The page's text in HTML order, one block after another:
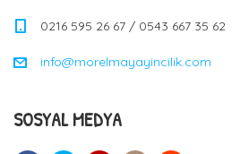
0216 595 26 67 / 0543 667 35 62
info@morelmayayincilik.com
SOSYAL MEDYA